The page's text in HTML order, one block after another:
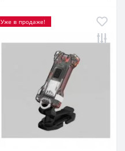
Уже в продаже!